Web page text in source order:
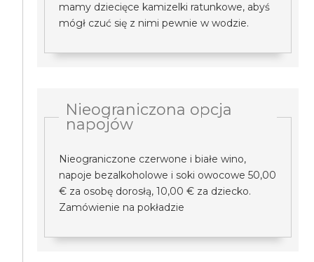
mamy dziecięce kamizelki ratunkowe, abyś
mógł czuć się z nimi pewnie w wodzie.
Nieograniczona opcja
napojów
Nieograniczone czerwone i białe wino,
napoje bezalkoholowe i soki owocowe 50,00
€ za osobę dorosłą, 10,00 € za dziecko.
Zamówienie na pokładzie